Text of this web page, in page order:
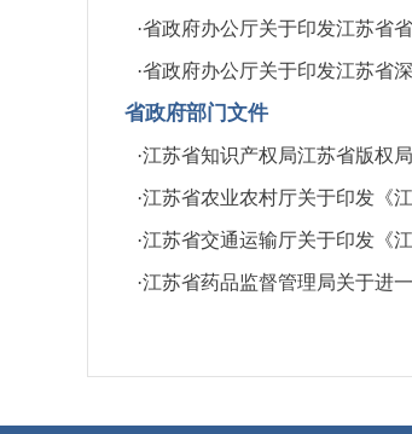
·省政府办公厅关于印发江苏省
·省政府办公厅关于印发江苏省
省政府部门文件
·江苏省知识产权局江苏省版权
·江苏省农业农村厅关于印发《
·江苏省交通运输厅关于印发《
·江苏省药品监督管理局关于进